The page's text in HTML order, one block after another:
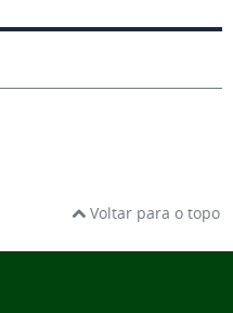
Voltar para o topo